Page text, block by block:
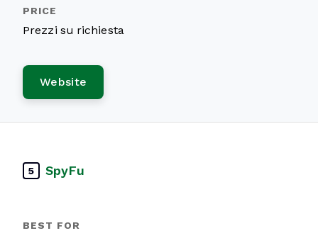
Prezzi su richiesta
Website
5 SpyFu